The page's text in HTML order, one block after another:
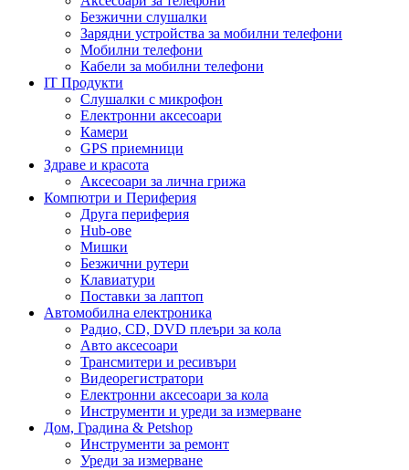
Безжични слушалки
Зарядни устройства за мобилни телефони
Мобилни телефони
Кабели за мобилни телефони
IT Продукти
Слушалки с микрофон
Електронни аксесоари
Камери
GPS приемници
Здраве и красота
Аксесоари за лична грижа
Компютри и Периферия
Друга периферия
Hub-ове
Мишки
Безжични рутери
Клавиатури
Поставки за лаптоп
Автомобилна електроника
Радио, CD, DVD плеъри за кола
Авто аксесоари
Трансмитери и ресивъри
Видеорегистратори
Електронни аксесоари за кола
Инструменти и уреди за измерване
Дом, Градина & Petshop
Инструменти за ремонт
Уреди за измерване